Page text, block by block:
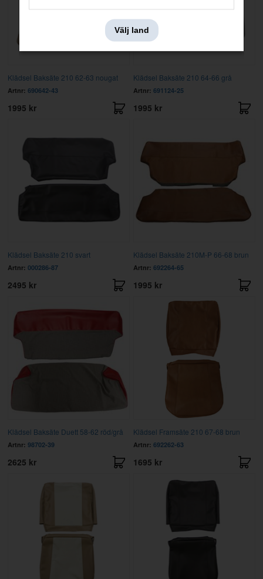
Klädsel Baksäte 210 62-63 nougat
Artnr: 690642-43
1995 kr
Klädsel Baksäte 210 64-66 grå
Artnr: 691124-25
1995 kr
Klädsel Baksäte 210 svart
Artnr: 000286-87
2495 kr
Klädsel Baksäte 210M-P 66-68 brun
Artnr: 692264-65
1995 kr
Klädsel Baksäte Duett 58-62 röd/grå
Artnr: 98702-39
2625 kr
Klädsel Framsäte 210 67-68 brun
Artnr: 692262-63
1695 kr
Välj land